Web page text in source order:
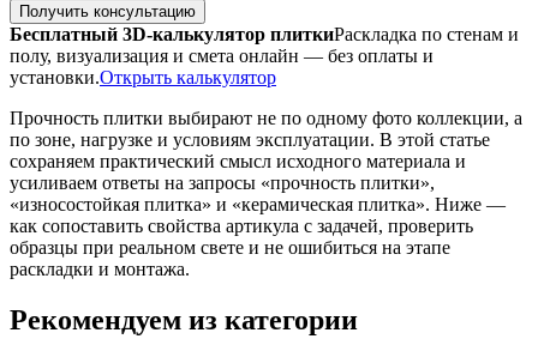
Получить консультацию
Бесплатный 3D-калькулятор плиткиРаскладка по стенам и
полу, визуализация и смета онлайн — без оплаты и
установки.Открыть калькулятор
Прочность плитки выбирают не по одному фото коллекции, а
по зоне, нагрузке и условиям эксплуатации. В этой статье
сохраняем практический смысл исходного материала и
усиливаем ответы на запросы «прочность плитки»,
«износостойкая плитка» и «керамическая плитка». Ниже —
как сопоставить свойства артикула с задачей, проверить
образцы при реальном свете и не ошибиться на этапе
раскладки и монтажа.
Рекомендуем из категории